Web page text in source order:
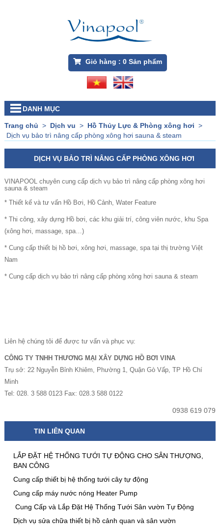
Giỏ hàng : 0Sản phẩm
DANH MỤC
Trang chủ > Dịch vu > Hồ Thủy Lực & Phòng xông hơi >
Dịch vụ bảo trì nâng cấp phòng xông hơi sauna & steam
DỊCH VỤ BẢO TRÌ NÂNG CẤP PHÒNG XÔNG HƠI
SAUNA & STEAM
VINAPOOL chuyên cung cấp dịch vụ bảo trì nâng cấp phòng xông hơi
sauna & steam
* Thiết kế và tư vấn Hồ Bơi, Hồ Cảnh, Water Feature
* Thi công, xây dựng Hồ bơi, các khu giải trí, công viên nước, khu Spa
(xông hơi, massage, spa…)
* Cung cấp thiết bị hồ bơi, xông hơi, massage, spa tại thị trường Việt
Nam
* Cung cấp dịch vụ bảo trì nâng cấp phòng xông hơi sauna & steam
Liên hệ chúng tôi để được tư vấn và phục vụ:
CÔNG TY TNHH THƯƠNG MẠI XÂY DỰNG HỒ BƠI VINA
Trụ sở: 22 Nguyễn Bỉnh Khiêm, Phường 1, Quận Gò Vấp, TP Hồ Chí
Minh
Tel: 028. 3 588 0123 Fax: 028.3 588 0122
0938 619 079
TIN LIÊN QUAN
LẮP ĐẶT HỆ THỐNG TƯỚI TỰ ĐỘNG CHO SÂN THƯỢNG,
BAN CÔNG
Cung cấp thiết bị hệ thống tưới cây tự động
Cung cấp máy nước nóng Heater Pump
Cung Cấp và Lắp Đặt Hệ Thống Tưới Sân vườn Tự Động
Dịch vụ sửa chữa thiết bị hồ cảnh quan và sân vườn